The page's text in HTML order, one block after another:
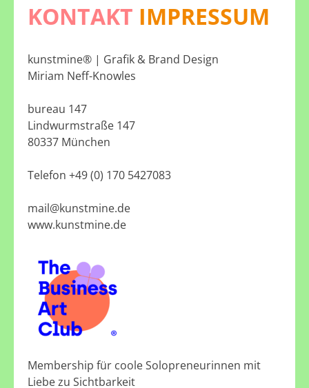
KONTAKT IMPRESSUM
kunstmine® | Grafik & Brand Design
Miriam Neff-Knowles
bureau 147
Lindwurmstraße 147
80337 München
Telefon +49 (0) 170 5427083
mail@kunstmine.de
www.kunstmine.de
Membership für coole Solopreneurinnen mit
Liebe zu Sichtbarkeit